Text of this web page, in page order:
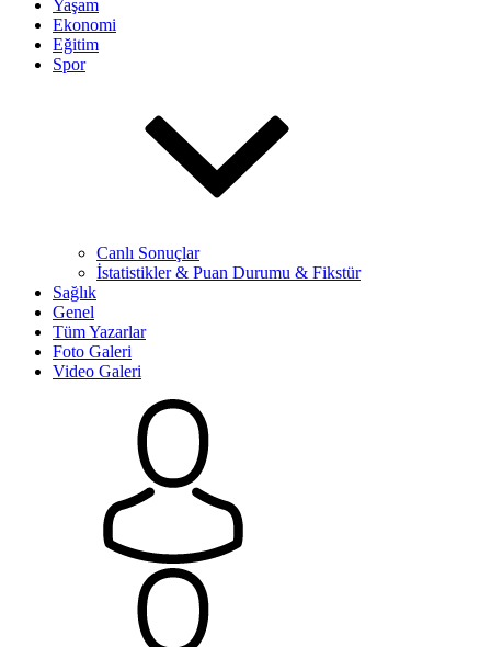
Yaşam
Ekonomi
Eğitim
Spor
Canlı Sonuçlar
İstatistikler & Puan Durumu & Fikstür
Sağlık
Genel
Tüm Yazarlar
Foto Galeri
Video Galeri